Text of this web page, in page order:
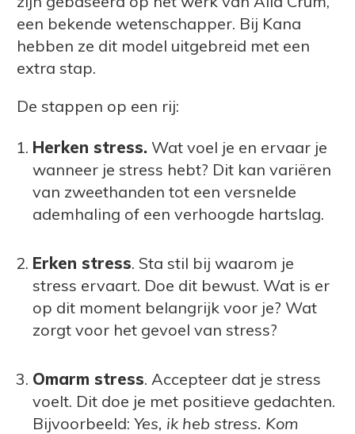
een bekende wetenschapper. Bij Kana
hebben ze dit model uitgebreid met een
extra stap.
De stappen op een rij:
Herken stress. Wat voel je en ervaar je
wanneer je stress hebt? Dit kan variëren
van zweethanden tot een versnelde
ademhaling of een verhoogde hartslag.
Erken stress. Sta stil bij waarom je
stress ervaart. Doe dit bewust. Wat is er
op dit moment belangrijk voor je? Wat
zorgt voor het gevoel van stress?
Omarm stress. Accepteer dat je stress
voelt. Dit doe je met positieve gedachten.
Bijvoorbeeld: Yes, ik heb stress. Kom